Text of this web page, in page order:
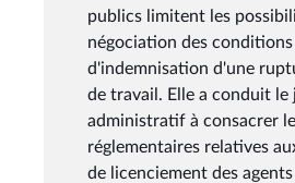
publics limitent les
négociation des conditions
d'indemnisation d'une
de travail. Elle a conduit le
administratif à consacrer
réglementaires relatives
de licenciement des